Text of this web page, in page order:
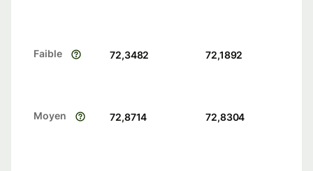
Faible 72,3482 72,1892
Moyen 72,8714 72,8304